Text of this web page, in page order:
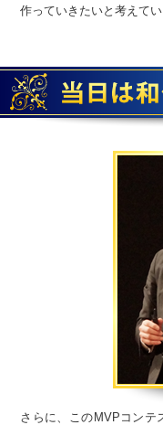
作っていきたいと考えてい
さらに、このMVPコンテ